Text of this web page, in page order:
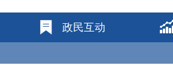
政民互动